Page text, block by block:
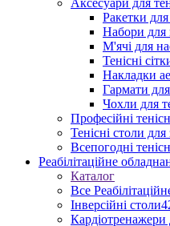
Аксесуари для
Ракетки для
Набори для
М'ячі для
Тенісні
Накладки
Гармати для
Чохли для
Професійні
Тенісні столи
Всепогодні
Реабілітаційне
Каталог
Все
Інверсійні столи
Кардіотренажери